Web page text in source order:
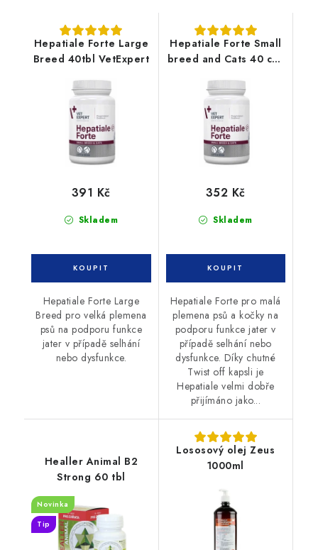
Hepatiale Forte Large
Breed 40tbl VetExpert
Skladem
391 Kč
Hepatiale Forte Large
Breed pro velká plemena
psů na podporu funkce
jater v případě selhání
nebo dysfunkce.
Hepatiale Forte Small
breed and Cats 40 cps
Skladem
352 Kč
Hepatiale Forte pro malá
plemena psů a kočky na
podporu funkce jater v
případě selhání nebo
dysfunkce. Díky chutné
Twist off kapsli je
Hepatiale velmi dobře
přijímáno jako...
Healler Animal B2
Strong 60 tbl
Novinka
Tip
Lososový olej Zeus
1000ml